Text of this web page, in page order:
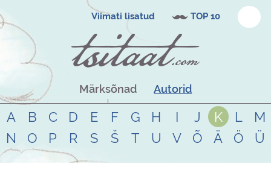
Viimati lisatud TOP 10
Märksõnad Autorid
A B C D E F G H I J K L
M
N
O P R S Š T U V Õ Ä Ö Ü